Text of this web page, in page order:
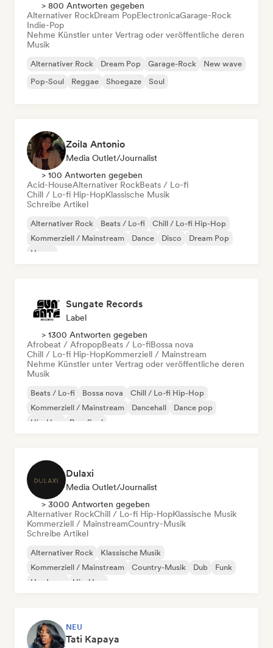
> 800 Antworten gegeben
Alternativer RockDream PopElectronicaGarage-Rock
Indie-Pop
Nehme Künstler unter Vertrag oder veröffentliche deren
Musik
Alternativer Rock Dream Pop Garage-Rock
New wave
Pop-Soul
Reggae Shoegaze Soul
Zoila Antonio
Media Outlet/Journalist
> 100 Antworten gegeben
Acid-HouseAlternativer RockBeats / Lo-fi
Chill / Lo-fi Hip-HopKlassische Musik
Schreibe Artikel
Alternativer Rock Beats / Lo-fi
Chill / Lo-fi Hip-Hop
Kommerziell / Mainstream
Dance Disco
Dream Pop
House
Sungate Records
Label
> 1300 Antworten gegeben
Afrobeat / AfropopBeats / Lo-fiBossa nova
Chill / Lo-fi Hip-HopKommerziell / Mainstream
Nehme Künstler unter Vertrag oder veröffentliche deren
Musik
Beats / Lo-fi Bossa nova
Chill / Lo-fi Hip-Hop
Kommerziell / Mainstream
Dancehall
Dance pop
Hip-Hop
Pop-Soul
Dulaxi
Media Outlet/Journalist
> 3000 Antworten gegeben
Alternativer RockChill / Lo-fi Hip-HopKlassische Musik
Kommerziell / MainstreamCountry-Musik
Schreibe Artikel
Alternativer Rock
Klassische Musik
Kommerziell / Mainstream
Country-Musik Dub
Funk
Hardcore
Hip-Hop
NEU
Tati Kapaya